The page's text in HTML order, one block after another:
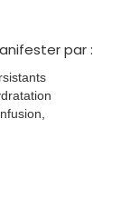
par :